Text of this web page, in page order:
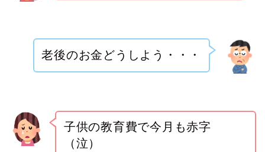
老後のお金どうしよう・・・
子供の教育費で今月も赤字
（泣）